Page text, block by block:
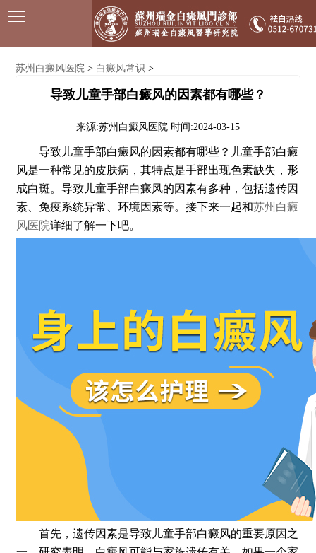
苏州白癜风医院 > 白癜风常识 >
导致儿童手部白癜风的因素都有哪些？
来源:苏州白癜风医院 时间:2024-03-15
导致儿童手部白癜风的因素都有哪些？儿童手部白癜
风是一种常见的皮肤病，其特点是手部出现色素缺失，形
成白斑。导致儿童手部白癜风的因素有多种，包括遗传因
素、免疫系统异常、环境因素等。接下来一起和苏州白癜
风医院详细了解一下吧。
首先，遗传因素是导致儿童手部白癜风的重要原因之